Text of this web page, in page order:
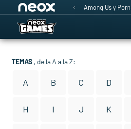
Among Us y
TEMAS , de la A a la Z:
A B C D
H I J K